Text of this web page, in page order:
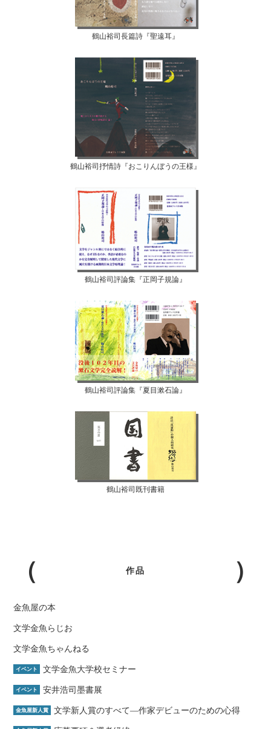
鶴山裕司長篇詩『聖遠耳』
鶴山裕司抒情詩『おこりんぼうの王様』
鶴山裕司評論集『正岡子規論』
鶴山裕司評論集『夏目漱石論』
鶴山裕司既刊書籍
作品
金魚屋の本
文学金魚らじお
文学金魚ちゃんねる
イベント 文学金魚大学校セミナー
イベント 安井浩司墨書展
金魚屋新人賞 文学新人賞のすべて―作家デビューのための心得